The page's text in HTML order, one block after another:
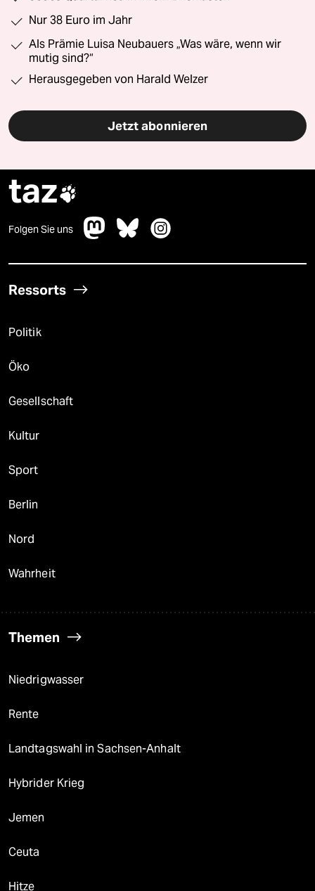
Nur 38 Euro im Jahr
Als Prämie Luisa Neubauers „Was wäre, wenn wir
mutig sind?“
Herausgegeben von Harald Welzer
Jetzt abonnieren
taz
Folgen Sie uns
Ressorts
Politik
Öko
Gesellschaft
Kultur
Sport
Berlin
Nord
Wahrheit
Themen
Niedrigwasser
Rente
Landtagswahl in Sachsen-Anhalt
Hybrider Krieg
Jemen
Ceuta
Hitze